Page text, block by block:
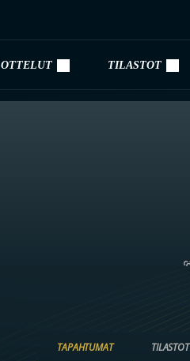
OTTELUT TILASTOT
TAPAHTUMAT TILASTOT